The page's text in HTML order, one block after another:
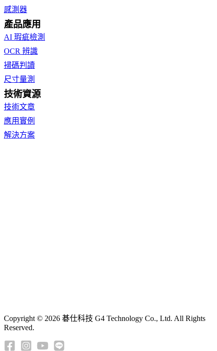
感測器
產品應用
AI 瑕疵檢測
OCR 辨識
掃碼判讀
尺寸量測
技術資源
技術文章
應用實例
解決方案
Copyright © 2026 碁仕科技 G4 Technology Co., Ltd. All Rights
Reserved.